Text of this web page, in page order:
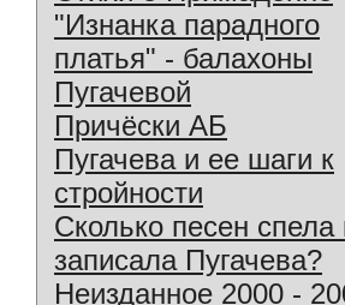
"Изнанка парадного
платья" - балахоны
Пугачевой
Причёски АБ
Пугачева и ее шаги к
стройности
Сколько песен спела
записала Пугачева?
Неизданное 2000 -